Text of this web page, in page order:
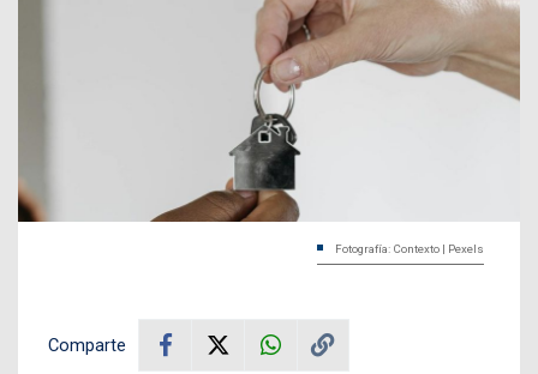
Fotografía: Contexto | Pexels
Comparte